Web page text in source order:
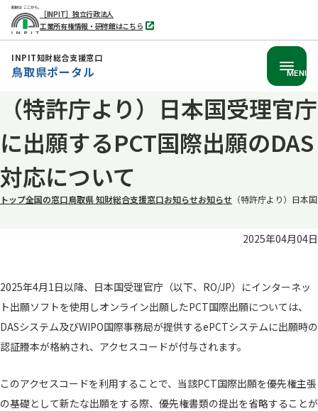
へ
動
［INPIT］独立行政法人
工業所有権情報・研修館はこちら
別
タ
INPIT知財総合支援窓口
鳥取県ポータル MENU
（特許庁より）日本国受理官庁
に出願するPCT国際出願のDAS
対応について
トップ全国の窓口鳥取県 知財総合支援窓口お知らせお知らせ （特許庁より）日本
2025年04月04日
2025年4月1日以降、日本国受理官庁（以下、RO/JP）にインターネッ
ト出願ソフトを使用しオンライン出願したPCT国際出願については、
DASシステム及びWIPO国際事務局が提供するePCTシステムに出願時の
認証謄本が格納され、アクセスコードが付与されます。
このアクセスコードを利用することで、当該PCT国際出願を優先権主張
の基礎として新たな出願をする際、優先権書類の提出を省略することが